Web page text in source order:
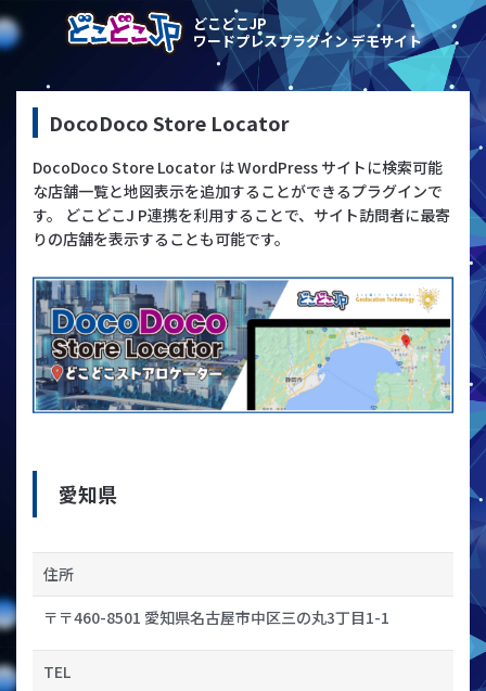
どこどこJP
ワードプレスプラグイン デモサイト
DocoDoco Store Locator
DocoDoco Store Locator は WordPress サイトに検索可能
な店舗一覧と地図表示を追加することができるプラグインで
す。 どこどこJ P連携を利用することで、サイト訪問者に最寄
りの店舗を表示することも可能です。
愛知県
住所
〒〒460-8501 愛知県名古屋市中区三の丸3丁目1-1
TEL